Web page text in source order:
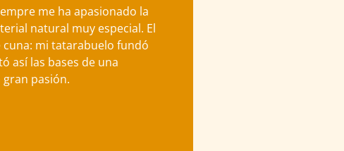
me ha apasionado la
natural muy especial. El
mi tatarabuelo fundó
así las bases de una
pasión.